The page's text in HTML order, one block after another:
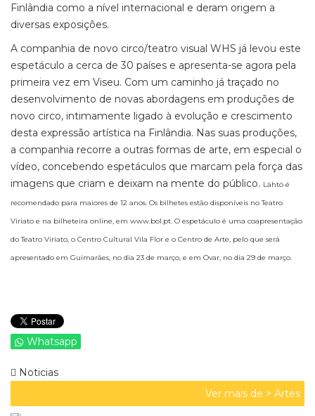
Finlândia como a nível internacional e deram origem a
diversas exposições.
A companhia de novo circo/teatro visual WHS já levou este
espetáculo a cerca de 30 países e apresenta-se agora pela
primeira vez em Viseu. Com um caminho já traçado no
desenvolvimento de novas abordagens em produções de
novo circo, intimamente ligado à evolução e crescimento
desta expressão artística na Finlândia. Nas suas produções,
a companhia recorre a outras formas de arte, em especial o
vídeo, concebendo espetáculos que marcam pela força das
imagens que criam e deixam na mente do público. Lähtö é
recomendado para maiores de 12 anos. Os bilhetes estão disponíveis no Teatro
Viriato e na bilheteira online, em www.bol.pt. O espetáculo é uma coapresentação
do Teatro Viriato, o Centro Cultural Vila Flor e o Centro de Arte, pelo que será
apresentado em Guimarães, no dia 23 de março, e em Ovar, no dia 29 de março.
Whatsapp
Noticias
Ver mais de > Artes